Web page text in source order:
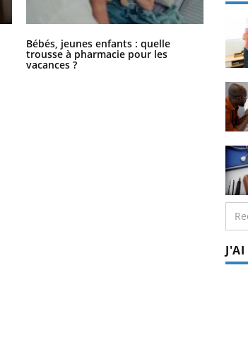
Bébés, jeunes enfants : quelle
trousse à pharmacie pour les
vacances ?
les